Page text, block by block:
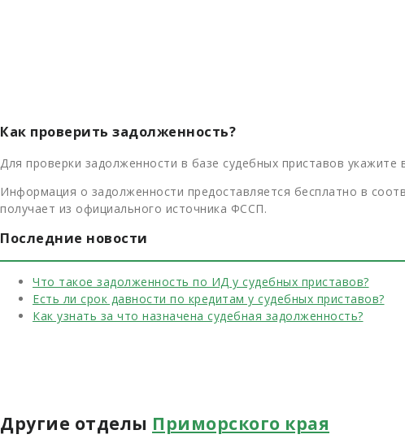
Как проверить задолженность?
Для проверки задолженности в базе судебных приставов
Информация о задолженности предоставляется бесплатно в
получает из официального источника ФССП.
Последние новости
Что такое задолженность по ИД у судебных приставов?
Есть ли срок давности по кредитам у судебных приставов?
Как узнать за что назначена судебная задолженность?
Другие отделы Приморского края